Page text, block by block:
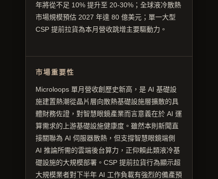
年將從不足 10% 提升至 20-30%；全球液冷散熱
市場規模預估 2027 年達 80 億美元；單一大型
CSP 提前拉貨為本月營收跳增主要驅動力。
市場重要性
Microloops 單月營收創歷史新高，是 AI 基礎設
施建置熱潮從晶片層向散熱基礎設施層擴散的具
體財務佐證，對智慧眼鏡產業而言意義在於 AI 運
算需求的上游基礎設施健康度。雖然本則新聞直
接關聯為 AI 伺服器散熱，但支撐智慧眼鏡端側
AI 推論所需的雲端後台算力，正仰賴此類液冷基
礎設施的大規模部署。CSP 提前拉貨行為顯示超
大規模業者對下半年 AI 工作負載有強烈的備產預